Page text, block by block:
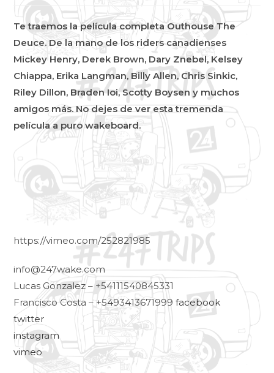
Te traemos la película completa Outhouse The
Deuce. De la mano de los riders canadienses
Mickey Henry, Derek Brown, Dary Znebel, Kelsey
Chiappa, Erika Langman, Billy Allen, Chris Sinkic,
Riley Dillon, Braden Ioi, Scotty Boysen y muchos
amigos más. No dejes de ver esta tremenda
película a puro wakeboard.
https://vimeo.com/252821985
info@247wake.com
Lucas Gonzalez – +54111540845331
Francisco Costa – +5493413671999facebook
twitter
instagram
vimeo